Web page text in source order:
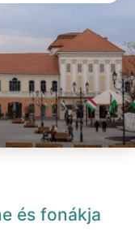
és fonákja